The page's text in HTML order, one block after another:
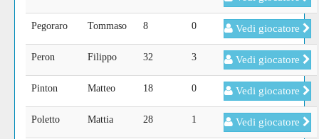
Pegoraro Tommaso 8 0 Vedi giocatore
Peron Filippo 32 3 Vedi giocatore
Pinton Matteo 18 0 Vedi giocatore
Poletto Mattia 28 1 Vedi giocatore